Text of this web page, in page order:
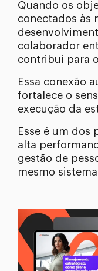
Quando os
conectados às
colaborador
contribui para
Essa conexão
fortalece o
execução da
Esse é um dos
alta
gestão de
mesmo